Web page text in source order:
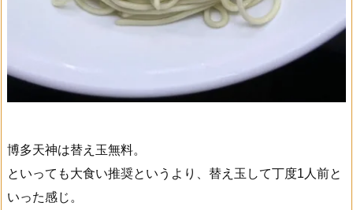
博多天神は替え玉無料。
といっても大食い推奨というより、替え玉して丁度1人前と
いった感じ。